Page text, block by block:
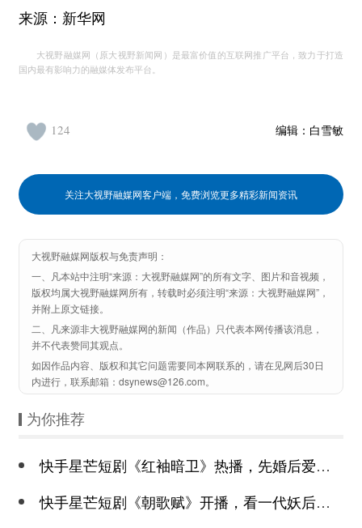
来源：新华网
大视野融媒网（原大视野新闻网）是最富价值的互联网推广平台，致力于打造
国内最有影响力的融媒体发布平台。
编辑： 白雪敏
124
关注大视野融媒网客户端，免费浏览更多精彩新闻资讯
大视野融媒网版权与免责声明：
一、凡本站中注明“来源：大视野融媒网”的所有文字、图片和音视频，
版权均属大视野融媒网所有，转载时必须注明“来源：大视野融媒网”，
并附上原文链接。
二、凡来源非大视野融媒网的新闻（作品）只代表本网传播该消息，
并不代表赞同其观点。
如因作品内容、版权和其它问题需要同本网联系的，请在见网后30日
内进行，联系邮箱：dsynews@126.com。
为你推荐
快手星芒短剧《红袖暗卫》热播，先婚后爱诠释别样浪漫
快手星芒短剧《朝歌赋》开播，看一代妖后与心机皇上极限拉扯